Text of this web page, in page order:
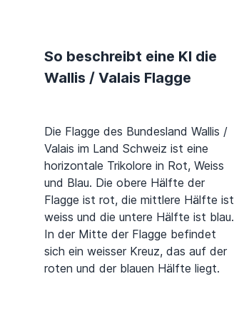
So beschreibt eine KI die
Wallis / Valais Flagge
Die Flagge des Bundesland Wallis /
Valais im Land Schweiz ist eine
horizontale Trikolore in Rot, Weiss
und Blau. Die obere Hälfte der
Flagge ist rot, die mittlere Hälfte ist
weiss und die untere Hälfte ist blau.
In der Mitte der Flagge befindet
sich ein weisser Kreuz, das auf der
roten und der blauen Hälfte liegt.